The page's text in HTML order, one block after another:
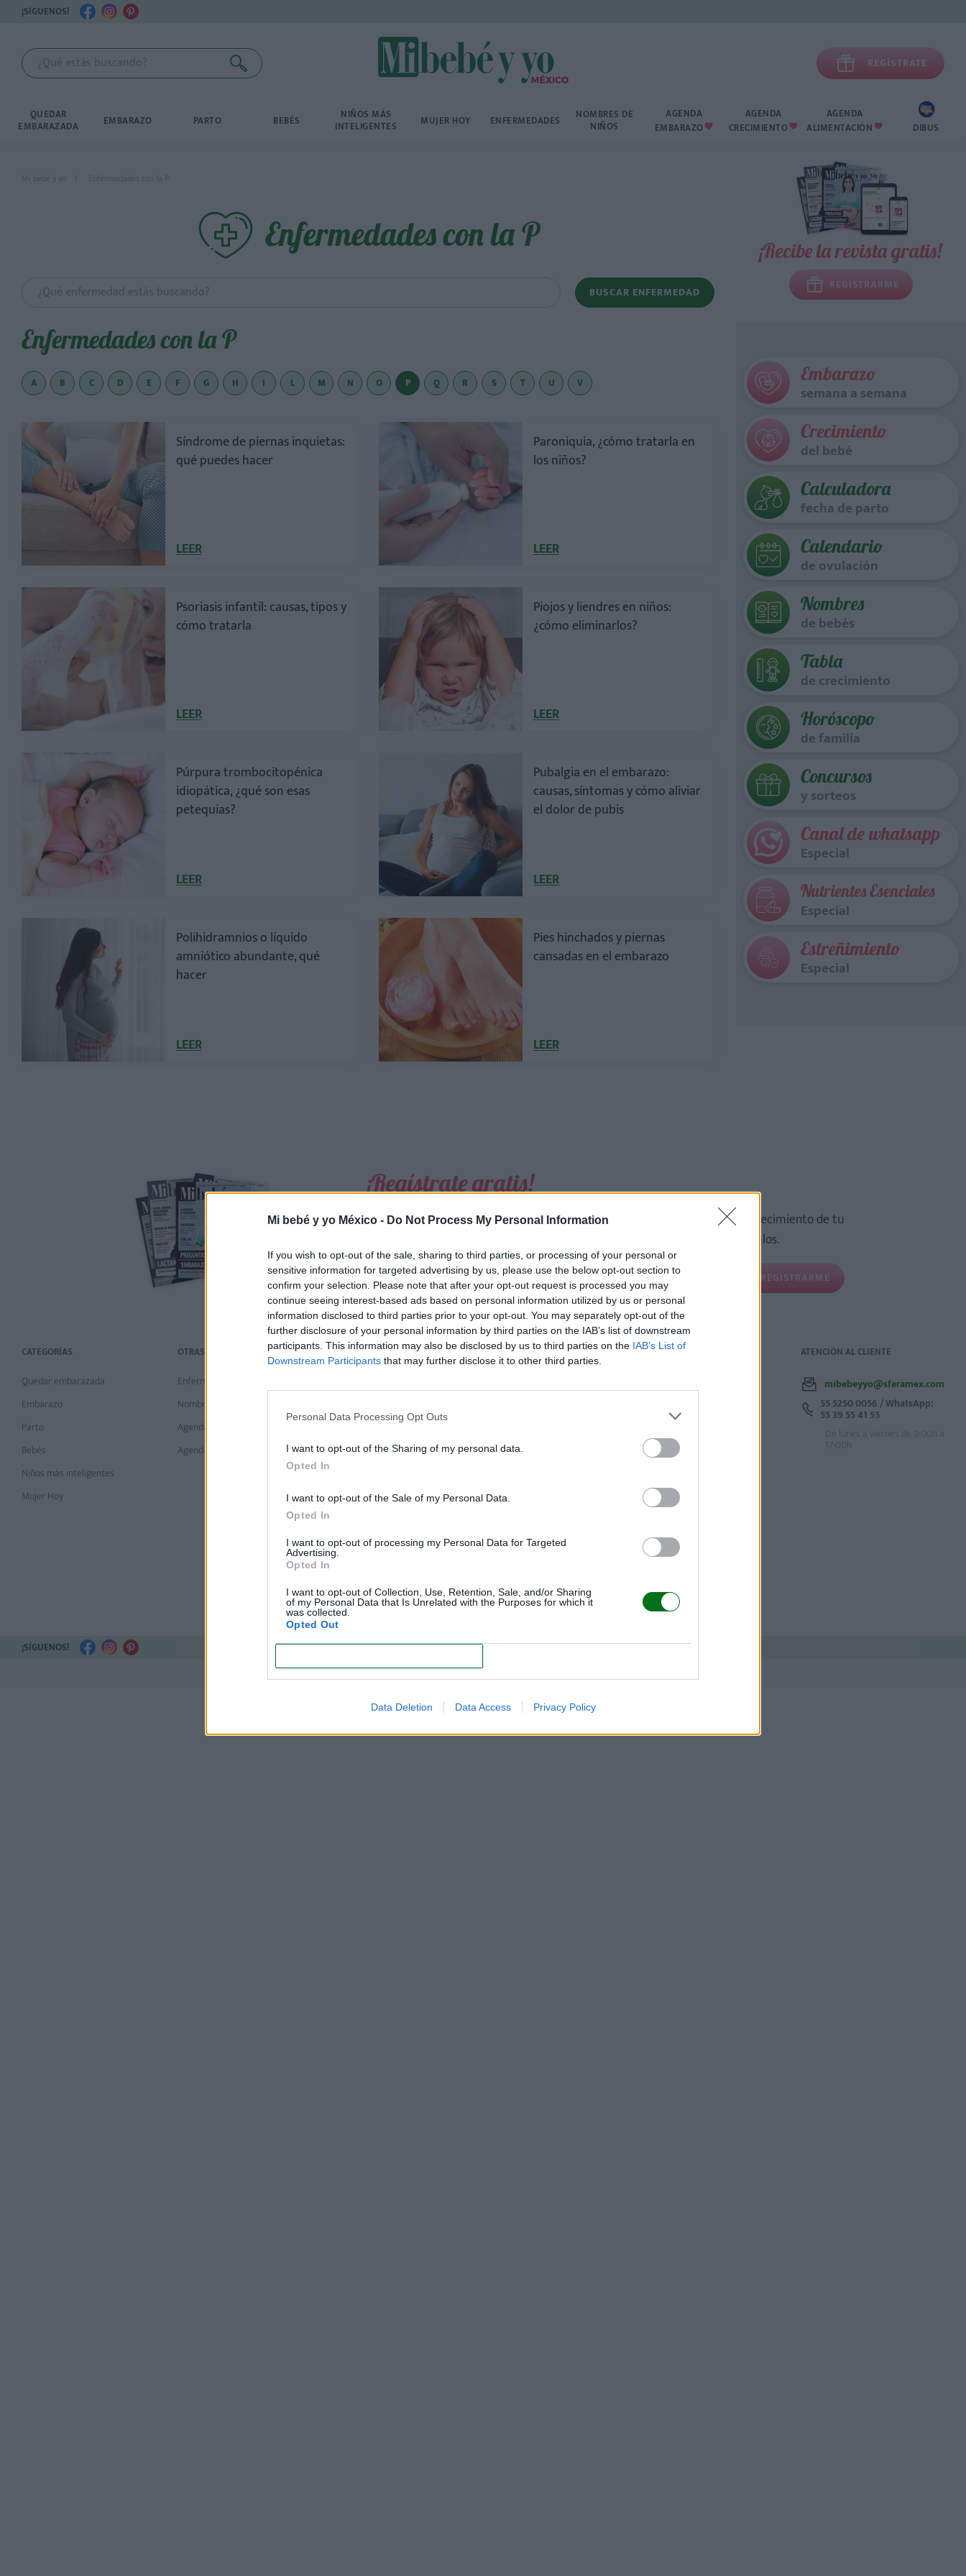
Mi bebé y yo México - Do Not Process My Personal Information
If you wish to opt-out of the sale, sharing to third parties, or processing of your personal or
sensitive information for targeted advertising by us, please use the below opt-out section to
confirm your selection. Please note that after your opt-out request is processed you may
continue seeing interest-based ads based on personal information utilized by us or personal
information disclosed to third parties prior to your opt-out. You may separately opt-out of the
further disclosure of your personal information by third parties on the IAB’s list of downstream
participants. This information may also be disclosed by us to third parties on the IAB’s List of
Downstream Participants that may further disclose it to other third parties.
Personal Data Processing Opt Outs
I want to opt-out of the Sharing of my personal data.
Opted In
I want to opt-out of the Sale of my Personal Data.
Opted In
I want to opt-out of processing my Personal Data for Targeted
Advertising.
Opted In
I want to opt-out of Collection, Use, Retention, Sale, and/or Sharing
of my Personal Data that Is Unrelated with the Purposes for which it
was collected.
Opted Out
Data Deletion Data Access Privacy Policy
¡SÍGUENOS!
 REGÍSTRATE
QUEDAR
EMBARAZADA EMBARAZO PARTO BEBÉS NIÑOS MÁS
INTELIGENTES MUJER HOY ENFERMEDADES NOMBRES DE
NIÑOS
AGENDA
EMBARAZO 
AGENDA
CRECIMIENTO 
AGENDA
ALIMENTACIÓN  DIBUS
Mi bebé y yo Enfermedades con la P
Enfermedades con la P
BUSCAR ENFERMEDAD
Enfermedades con la P
A B C D E F G H I L M N O P Q R S T U V
Síndrome de piernas inquietas:
qué puedes hacer
LEER
Paroniquia, ¿cómo tratarla en
los niños?
LEER
Psoriasis infantil: causas, tipos y
cómo tratarla
LEER
Piojos y liendres en niños:
¿cómo eliminarlos?
LEER
Púrpura trombocitopénica
idiopática, ¿qué son esas
petequias?
LEER
Pubalgia en el embarazo:
causas, síntomas y cómo aliviar
el dolor de pubis
LEER
Polihidramnios o líquido
amniótico abundante, qué
hacer
LEER
Pies hinchados y piernas
cansadas en el embarazo
LEER
¡Recibe la revista gratis!
REGISTRARME
Embarazo
semana a semana
Crecimiento
del bebé
Calculadora
fecha de parto
Calendario
de ovulación
Nombres
de bebés
Tabla
de crecimiento
Horóscopo
de familia
Concursos
y sorteos
Canal de whatsapp
Especial
Nutrientes Esenciales
Especial
Estreñimiento
Especial
¡Regístrate gratis!
Recibirásla revista “Mi bebé y yo” y las newsletters
de tu embarazo y crecimiento de tu
. Además participarás en nuestros sorteos de regalos.
REGISTRARME
CATEGORÍAS
Quedar embarazada
Embarazo
Parto
Bebés
Niños más inteligentes
Mujer Hoy
OTRAS CATEGORÍAS
Enfermedades
Nombres de niños
Agenda embarazo
Agenda crecimiento
TEMAS TOP MI BEBÉ Y YO INFORMACIÓN
Aviso de privacidad
Mapa del sito
WEBS DEL GRUPO
Bébés et Mamans
Marca
ATENCIÓN AL CLIENTE
mibebeyyo@sferamex.com
55 5250 0056 / WhatsApp:
55 39 55 41 55
De lunes a viernes de 9:00h a
17:00h
Todo sobre el embarazo, bebés, mamás y papás
¡SÍGUENOS!
MiBebeyyo.ElMundo.es © SferaMediaGroup